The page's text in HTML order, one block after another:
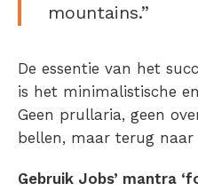
mountains.”
De essentie van het
is het minimalistische
Geen prullaria, geen
bellen, maar terug naar
Gebruik Jobs’ mantra